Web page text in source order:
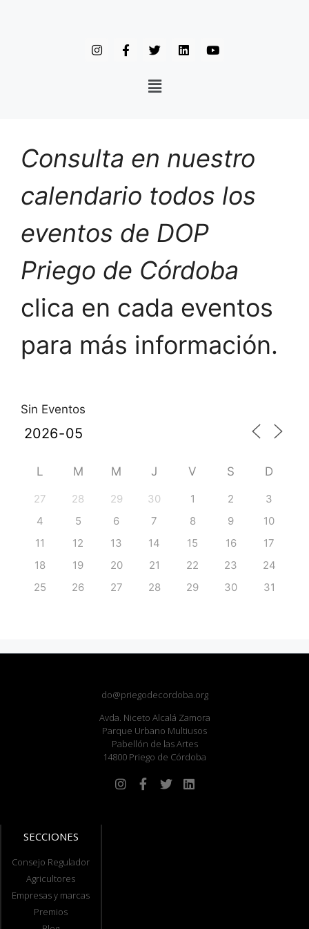
Consulta en nuestro
calendario todos los
eventos de DOP
Priego de Córdoba
clica en cada eventos
para más información.
Sin Eventos
L M M J V S D
27 28 29 30 1 2
3
4
5 6 7 8 9
10
11
12 13 14 15 16
17
18
19 20 21 22 23
24
25
26 27 28 29 30 31
do@priegodecordoba.org
Avda. Niceto Alcalá Zamora
Parque Urbano Multiusos
Pabellón de las Artes
14800 Priego de Córdoba
SECCIONES
Consejo Regulador
Agricultores
Empresas y marcas
Premios